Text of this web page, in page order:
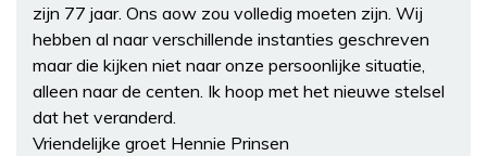
zijn 77 jaar. Ons aow zou volledig moeten zijn. Wij
hebben al naar verschillende instanties geschreven
maar die kijken niet naar onze persoonlijke situatie,
alleen naar de centen. Ik hoop met het nieuwe stelsel
dat het veranderd.
Vriendelijke groet Hennie Prinsen